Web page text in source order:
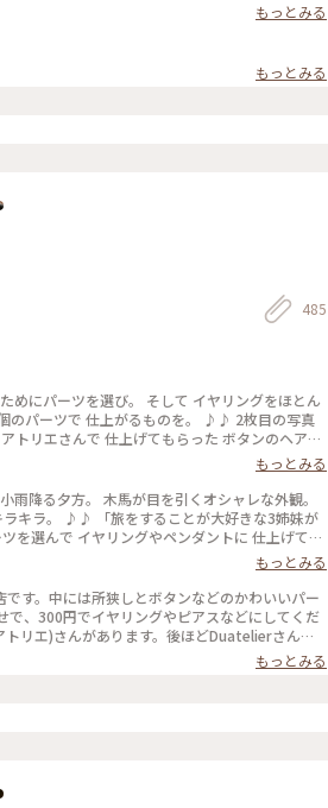
もっとみる
もっとみる
485
めにパーツを選び。 そして イヤリングをほとん
のパーツで 仕上がるものを。 ♪♪ 2枚目の写真
トリエさんで 仕上げてもらった ボタンのヘアア
、 びっくりでした❣️ #福岡 #薬院 #Duaドゥアさ
上げてもらうまで約20分 #saauさんの投稿を見
もっとみる
降る夕方。 木馬が目を引くオシャレな外観。
ラキラ。 ♪♪ 「旅をすることが大好きな3姉妹が
を選んで イヤリングやペンダントに 仕上げても
し、迷いに迷いますよ(笑) #福岡 #薬院 #Duaド
に #仕上げてもらうまで約20分 #saauさんの投
しの街
もっとみる
す。中には所狭しとボタンなどのかわいいパー
で、300円でイヤリングやピアスなどにしてくだ
リエ)さんがあります。後ほどDuatelierさんも
あり、旅が大好きな3姉妹が世界中を巡って集め
です。ショップカードも素敵です。 今回は色ん
もっとみる